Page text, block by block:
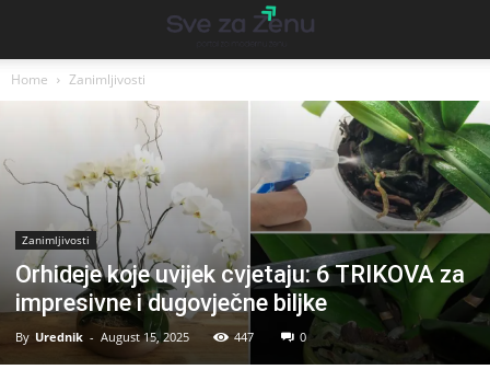
Home Zanimljivosti
Zanimljivosti
Orhideje koje uvijek cvjetaju: 6 TRIKOVA za
impresivne i dugovječne biljke
By Urednik - August 15, 2025 447 0